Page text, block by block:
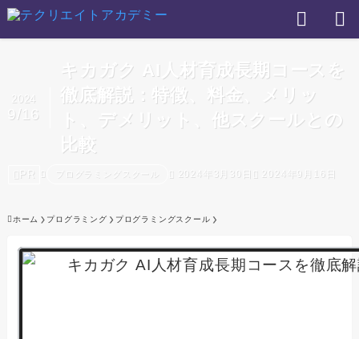
キカガク AI人材育成長期コースを
徹底解説：特徴、料金、メリッ
ト、デメリット、他スクールとの
比較
2024
9/16
PR プログラミングスクール 2024年3月30日 2024年9月16日
ホーム プログラミング プログラミングスクール